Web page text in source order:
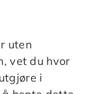
uten
vet du hvor
i